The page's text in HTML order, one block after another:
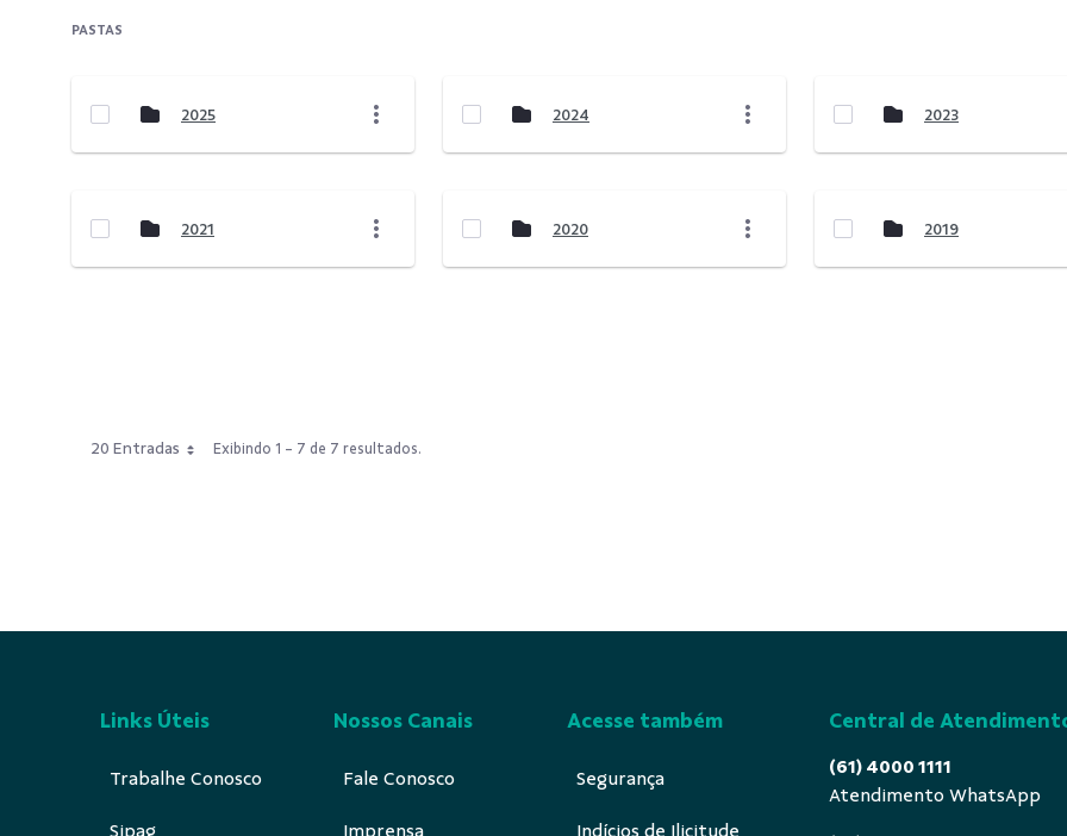
PASTAS
2025 2024 2023
2021 2020 2019
20 Entradas Exibindo 1 - 7 de 7 resultados.
Links Úteis
Trabalhe Conosco
Sipag
Nossos Canais
Fale Conosco
Imprensa
Acesse também
Segurança
Indícios de Ilicitude
Central de
(61) 4000 1111
Atendimento WhatsApp